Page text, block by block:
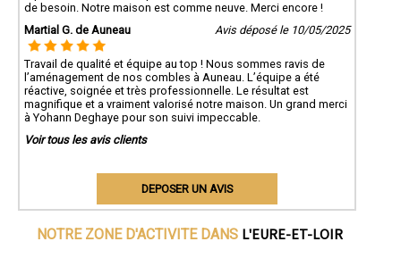
de besoin. Notre maison est comme neuve. Merci encore !
Martial G. de Auneau
Avis déposé le 10/05/2025
Travail de qualité et équipe au top ! Nous sommes ravis de
l’aménagement de nos combles à Auneau. L’équipe a été
réactive, soignée et très professionnelle. Le résultat est
magnifique et a vraiment valorisé notre maison. Un grand merci
à Yohann Deghaye pour son suivi impeccable.
Voir tous les avis clients
DEPOSER UN AVIS
NOTRE ZONE D'ACTIVITE DANS L'EURE-ET-LOIR